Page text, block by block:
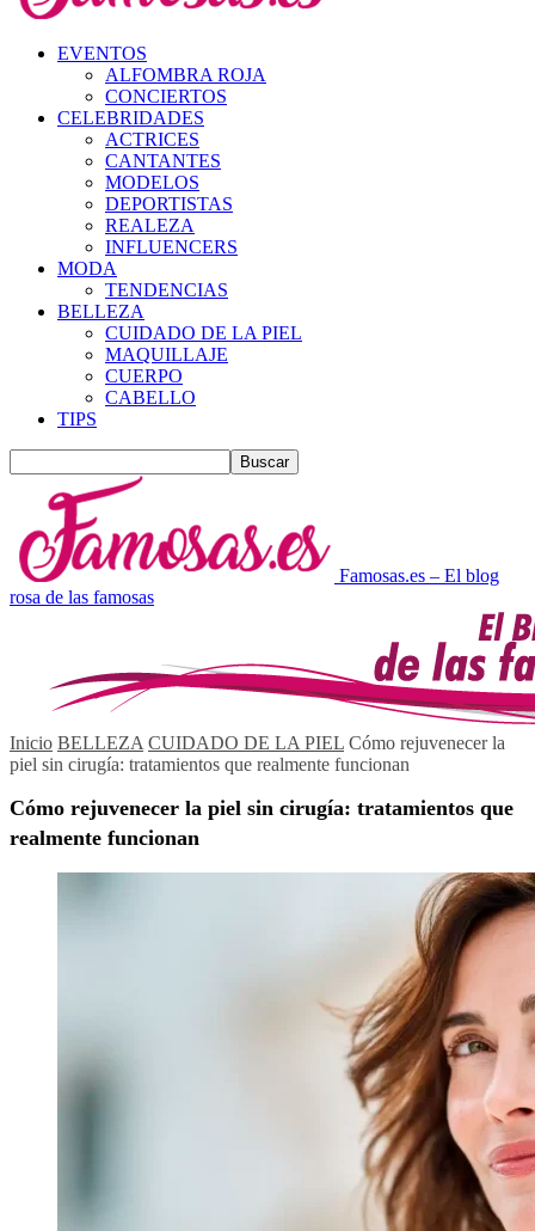
EVENTOS
ALFOMBRA ROJA
CONCIERTOS
CELEBRIDADES
ACTRICES
CANTANTES
MODELOS
DEPORTISTAS
REALEZA
INFLUENCERS
MODA
TENDENCIAS
BELLEZA
CUIDADO DE LA PIEL
MAQUILLAJE
CUERPO
CABELLO
TIPS
Famosas.es – El blog
rosa de las famosas
Inicio BELLEZA CUIDADO DE LA PIEL Cómo rejuvenecer la
piel sin cirugía: tratamientos que realmente funcionan
Cómo rejuvenecer la piel sin cirugía: tratamientos que
realmente funcionan